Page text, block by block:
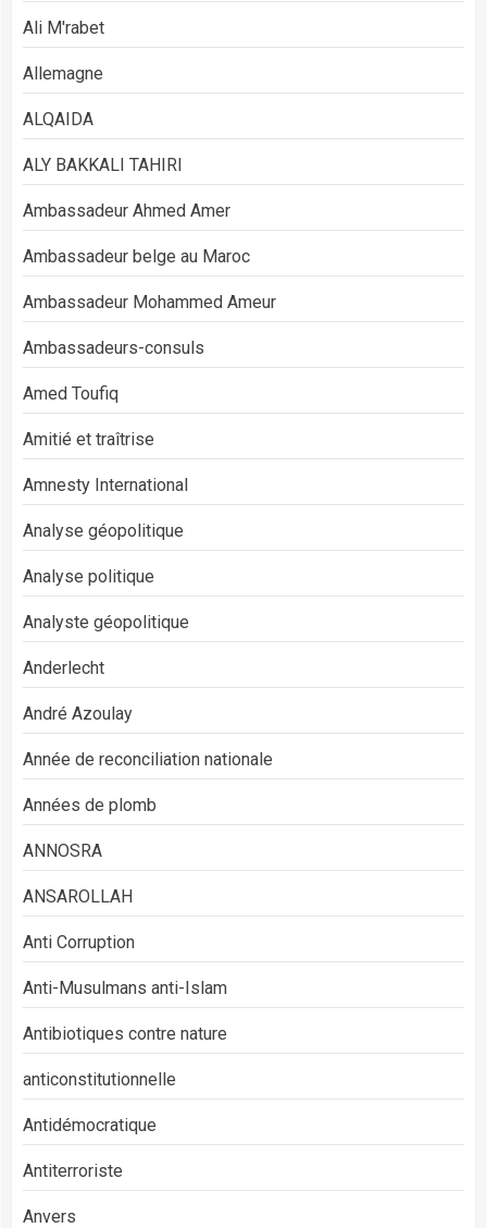
Ali M'rabet
Allemagne
ALQAIDA
ALY BAKKALI TAHIRI
Ambassadeur Ahmed Amer
Ambassadeur belge au Maroc
Ambassadeur Mohammed Ameur
Ambassadeurs-consuls
Amed Toufiq
Amitié et traîtrise
Amnesty International
Analyse géopolitique
Analyse politique
Analyste géopolitique
Anderlecht
André Azoulay
Année de reconciliation nationale
Années de plomb
ANNOSRA
ANSAROLLAH
Anti Corruption
Anti-Musulmans anti-Islam
Antibiotiques contre nature
anticonstitutionnelle
Antidémocratique
Antiterroriste
Anvers